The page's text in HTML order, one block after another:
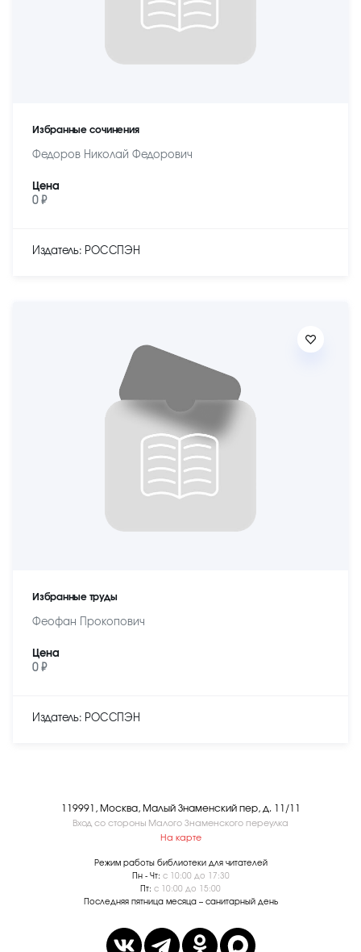
Избранные сочинения
Федоров Николай Федорович
Цена
0 ₽
Издатель: РОССПЭН
Избранные труды
Феофан Прокопович
Цена
0 ₽
Издатель: РОССПЭН
119991, Москва, Малый Знаменский пер, д. 11/11
Вход со стороны Малого Знаменского переулка
На карте
Режим работы библиотеки для читателей
Пн - Чт: с 10:00 до 17:30
Пт: с 10:00 до 15:00
Последняя пятница месяца – санитарный день